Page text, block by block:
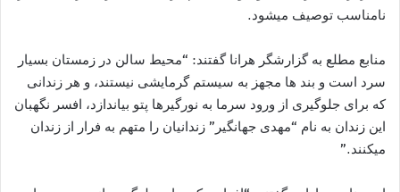
نامناسب توصیف میشود.
منابع مطلع به گزارشگر هرانا گفتند: “محیط سالن در زمستان بسیار
سرد است و بند ها مجهز به سیستم گرمایشی نیستند، و هر زندانی
که برای جلوگیری از ورود سرما به نورگیرها پتو بیاندازد، افسر نگهبان
این زندان به نام “مهدی جهانگیر” زندانیان را متهم به فرار از زندان
میکنند.”